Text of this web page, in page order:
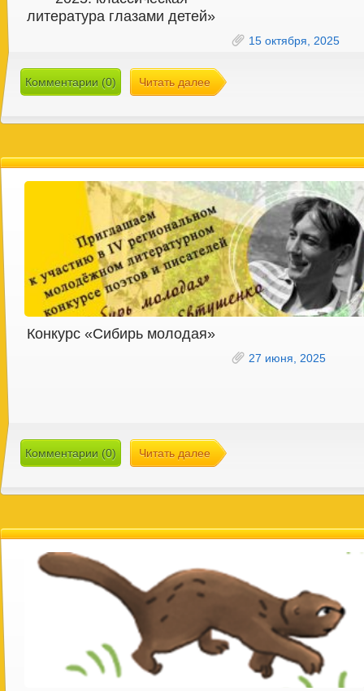
литература глазами детей»
15 октября, 2025
Комментарии (0) Читать далее
Конкурс «Сибирь молодая»
27 июня, 2025
Комментарии (0) Читать далее